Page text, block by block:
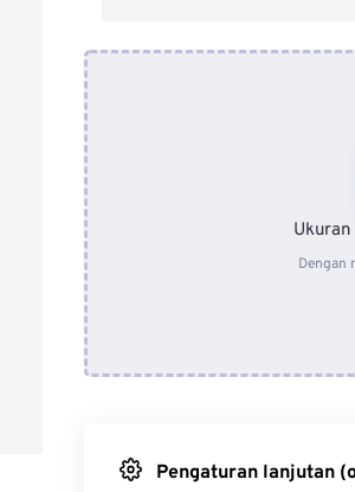
Dengan
Pengaturan lanjutan